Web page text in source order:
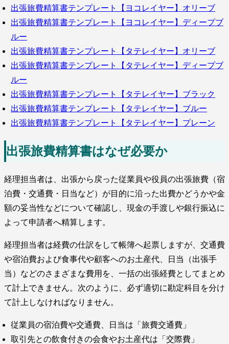
出張旅費精算書テンプレート【ヨコレイヤー】オリーブ
出張旅費精算書テンプレート【ヨコレイヤー】ディープブ
ルー
出張旅費精算書テンプレート【タテレイヤー】オリーブ
出張旅費精算書テンプレート【タテレイヤー】ディープブ
ルー
出張旅費精算書テンプレート【タテレイヤー】ブラック
出張旅費精算書テンプレート【タテレイヤー】ブルー
出張旅費精算書テンプレート【タテレイヤー】プレーン
出張旅費精算書はなぜ必要か
経理担当者は、出張から戻った従業員や役員の出張旅費（宿
泊費・交通費・日当など）が目的に沿った出費かどうかや金
額の妥当性などについて確認し、現金の手渡しや銀行振込に
よって申請者へ精算します。
経理担当者は経費の仕訳をして帳簿へ起票しますが、交通費
や宿泊費および食事代や顧客へのお土産代、日当（出張手
当）などのさまざまな費用を、一括の出張経費としてまとめ
て計上できません。次のように、必ず適切に勘定科目を分け
て計上しなければなりません。
従業員の宿泊費や交通費、日当は「旅費交通費」
取引先との飲食付きの会食やお土産代は「交際費」